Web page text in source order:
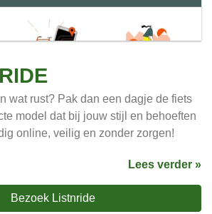
wat rust? Pak dan een dagje de fiets
model dat bij jouw stijl en behoeften
online, veilig en zonder zorgen!
Lees verder »
Bezoek Listnride